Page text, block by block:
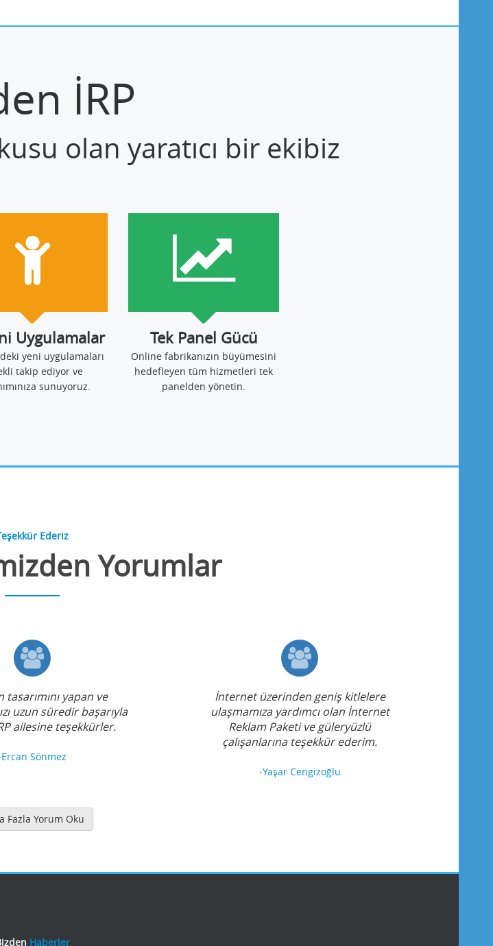
İRP
olan yaratıcı bir ekibiz
Uygulamalar
yeni uygulamaları
takip ediyor ve
sunuyoruz.
Tek Panel Gücü
Online fabrikanızın büyümesini
hedefleyen tüm hizmetleri tek
panelden yönetin.
Ederiz
Yorumlar
tasarımını yapan ve
uzun süredir başarıyla
ailesine teşekkürler.
Sönmez
İnternet üzerinden geniş kitlelere
ulaşmamıza yardımcı olan İnternet
Reklam Paketi ve güleryüzlü
çalışanlarına teşekkür ederim.
-Yaşar Cengizoğlu
Fazla Yorum Oku
Haberler